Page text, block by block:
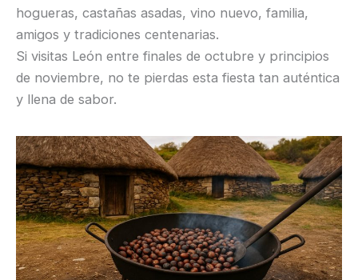
hogueras, castañas asadas, vino nuevo, familia,
amigos y tradiciones centenarias.
Si visitas León entre finales de octubre y principios
de noviembre, no te pierdas esta fiesta tan auténtica
y llena de sabor.